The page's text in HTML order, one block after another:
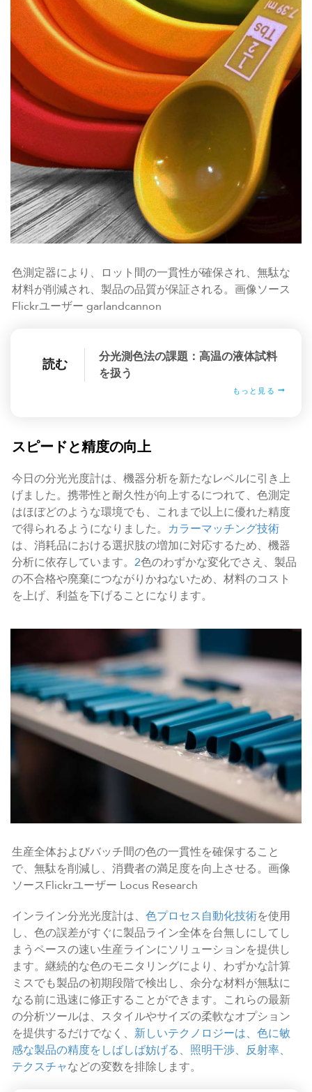
色測定器により、ロット間の一貫性が確保され、無駄な
材料が削減され、製品の品質が保証される。画像ソース
Flickrユーザー garlandcannon
読む
分光測色法の課題：高温の液体試料
を扱う
もっと見る
スピードと精度の向上
今日の分光光度計は、機器分析を新たなレベルに引き上
げました。携帯性と耐久性が向上するにつれて、色測定
はほぼどのような環境でも、これまで以上に優れた精度
で得られるようになりました。 カラーマッチング技術
は、消耗品における選択肢の増加に対応するため、機器
分析に依存しています。 2色のわずかな変化でさえ、製品
の不合格や廃棄につながりかねないため、材料のコスト
を上げ、利益を下げることになります。
生産全体およびバッチ間の色の一貫性を確保すること
で、無駄を削減し、消費者の満足度を向上させる。画像
ソースFlickrユーザー Locus Research
インライン分光光度計は、 色プロセス自動化技術を使用
し、色の誤差がすぐに製品ライン全体を台無しにしてし
まうペースの速い生産ラインにソリューションを提供し
ます。継続的な色のモニタリングにより、わずかな計算
ミスでも製品の初期段階で検出し、余分な材料が無駄に
なる前に迅速に修正することができます。これらの最新
の分析ツールは、スタイルやサイズの柔軟なオプション
を提供するだけでなく、 新しいテクノロジーは、色に敏
感な製品の精度をしばしば妨げる、照明干渉、反射率、
テクスチャなどの変数を排除します。